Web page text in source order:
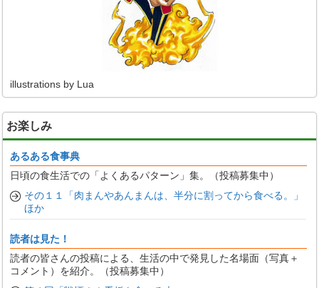
illustrations by Lua
お楽しみ
あるある食事典
日頃の食生活での「よくあるパターン」集。（投稿募集中）
その１１「肉まんやあんまんは、半分に割ってから食べる。」
ほか
読者は見た！
読者の皆さんの投稿による、生活の中で発見した名場面（写真＋
コメント）を紹介。（投稿募集中）